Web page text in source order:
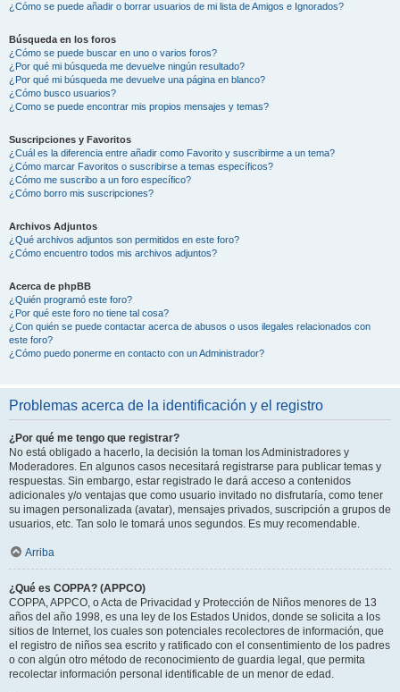
¿Cómo se puede añadir o borrar usuarios de mi lista de Amigos e Ignorados?
Búsqueda en los foros
¿Cómo se puede buscar en uno o varios foros?
¿Por qué mi búsqueda me devuelve ningún resultado?
¿Por qué mi búsqueda me devuelve una página en blanco?
¿Cómo busco usuarios?
¿Como se puede encontrar mis propios mensajes y temas?
Suscripciones y Favoritos
¿Cuál es la diferencia entre añadir como Favorito y suscribirme a un tema?
¿Cómo marcar Favoritos o suscribirse a temas específicos?
¿Cómo me suscribo a un foro específico?
¿Cómo borro mis suscripciones?
Archivos Adjuntos
¿Qué archivos adjuntos son permitidos en este foro?
¿Cómo encuentro todos mis archivos adjuntos?
Acerca de phpBB
¿Quién programó este foro?
¿Por qué este foro no tiene tal cosa?
¿Con quién se puede contactar acerca de abusos o usos ilegales relacionados con
este foro?
¿Cómo puedo ponerme en contacto con un Administrador?
Problemas acerca de la identificación y el registro
¿Por qué me tengo que registrar?
No está obligado a hacerlo, la decisión la toman los Administradores y
Moderadores. En algunos casos necesitará registrarse para publicar temas y
respuestas. Sin embargo, estar registrado le dará acceso a contenidos
adicionales y/o ventajas que como usuario invitado no disfrutaría, como tener
su imagen personalizada (avatar), mensajes privados, suscripción a grupos de
usuarios, etc. Tan solo le tomará unos segundos. Es muy recomendable.
Arriba
¿Qué es COPPA? (APPCO)
COPPA, APPCO, o Acta de Privacidad y Protección de Niños menores de 13
años del año 1998, es una ley de los Estados Unidos, donde se solicita a los
sitios de Internet, los cuales son potenciales recolectores de información, que
el registro de niños sea escrito y ratificado con el consentimiento de los padres
o con algún otro método de reconocimiento de guardia legal, que permita
recolectar información personal identificable de un menor de edad.